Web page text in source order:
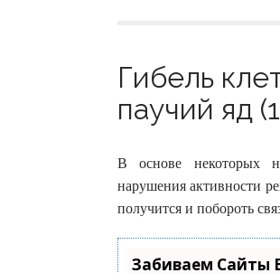
Гибель
паучий яд
В основе некоторых
нарушения активности
получится и побороть
Забиваем Сайты